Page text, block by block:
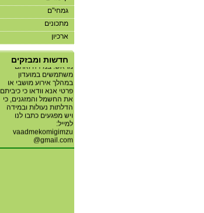
גמחי"ם
מתכונים
ארכיון
חדשות ומבזקים
מראש. במידה ואתם
משתמשים במועדון
במהלך אירוע מושבי או
פרטי אנא וודאו כי כיביתם
את החשמל והמזגנים, כי
הדלתות נעולות ובמידה
ויש מפגעים כתבו לנו
למייל:
vaadmekomigimzu
@gmail.com